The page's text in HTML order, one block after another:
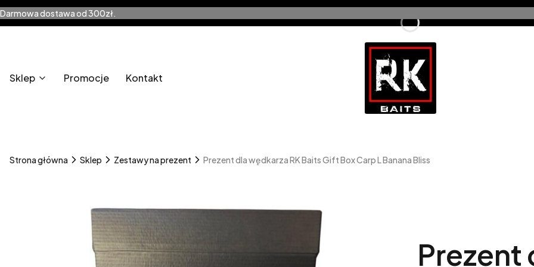
Darmowa dostawa od 300zł.
Sklep Promocje Kontakt
Strona główna Sklep Zestawy na prezent Prezent dla wędkarza RK Baits Gift Box Carp L Banana Bliss
Prezent